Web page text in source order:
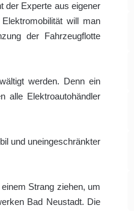
der Experte aus eigener
will man
der Fahrzeugflotte
werden. Denn ein
alle Elektroautohändler
und uneingeschränkter
Strang ziehen, um
Bad Neustadt. Die